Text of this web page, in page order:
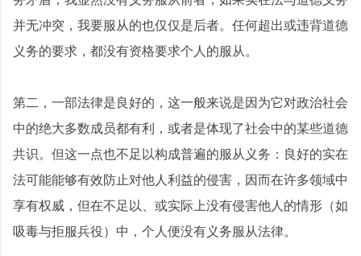
并无冲突，我要服从的也仅仅是后者。任何超出或违背道德
义务的要求，都没有资格要求个人的服从。
第二，一部法律是良好的，这一般来说是因为它对政治社会
中的绝大多数成员都有利，或者是体现了社会中的某些道德
共识。但这一点也不足以构成普遍的服从义务：良好的实在
法可能能够有效防止对他人利益的侵害，因而在许多领域中
享有权威，但在不足以、或实际上没有侵害他人的情形（如
吸毒与拒服兵役）中，个人便没有义务服从法律。